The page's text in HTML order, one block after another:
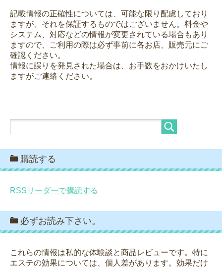
記載情報の正確性については、可能な限り配慮しており
ますが、それを保証するものではございません。料金や
システム、対応などの情報が変更されている場合もあり
ますので、ご利用の際は必ず事前に各お店、販売元にご
確認ください。
情報に誤りを発見された場合は、お手数をおかけいたし
ますがご連絡ください。
購読する
RSSリーダーで購読する
必ずお読み下さい。
これらの情報は私的な体験談と商品レビューです。特に
エステの効果については、個人差があります。効果だけ